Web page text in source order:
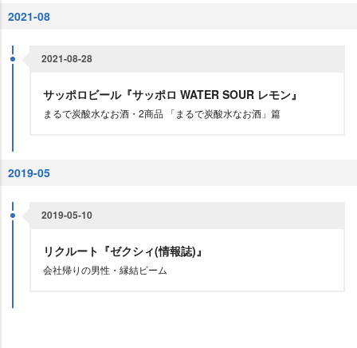
2021-08
2021-08-28
サッポロビール『サッポロ WATER SOUR レモン』
まるで炭酸水なお酒・2商品 「まるで炭酸水なお酒」篇
2019-05
2019-05-10
リクルート『ゼクシィ(情報誌)』
会社帰りの男性・縁結ビーム